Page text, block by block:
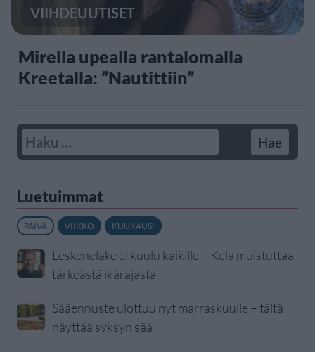
VIIHDEUUTISET
Mirella upealla rantalomalla
Kreetalla: ”Nautittiin”
Luetuimmat
PÄIVÄ VIIKKO KUUKAUSI
Leskeneläke ei kuulu kaikille – Kela muistuttaa
tärkeästä ikärajasta
Sääennuste ulottuu nyt marraskuulle – tältä
näyttää syksyn sää